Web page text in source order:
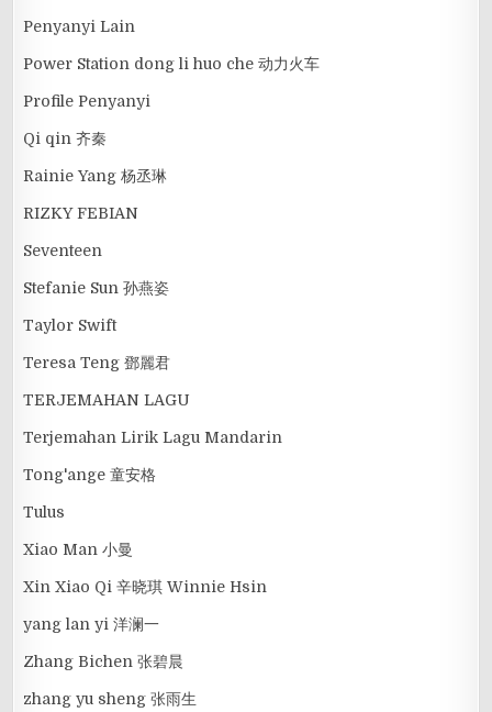
Penyanyi Lain
Power Station dong li huo che 动力火车
Profile Penyanyi
Qi qin 齐秦
Rainie Yang 杨丞琳
RIZKY FEBIAN
Seventeen
Stefanie Sun 孙燕姿
Taylor Swift
Teresa Teng 鄧麗君
TERJEMAHAN LAGU
Terjemahan Lirik Lagu Mandarin
Tong'ange 童安格
Tulus
Xiao Man 小曼
Xin Xiao Qi 辛晓琪 Winnie Hsin
yang lan yi 洋澜一
Zhang Bichen 张碧晨
zhang yu sheng 张雨生